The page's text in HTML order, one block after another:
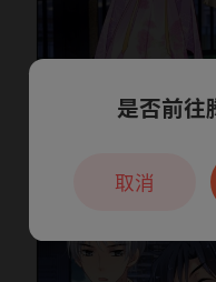
本章节仅支
是否前往
取消